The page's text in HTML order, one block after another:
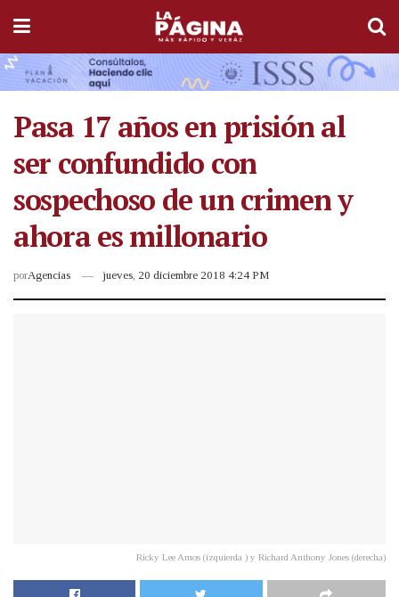
Pasa 17 años en prisión al
ser confundido con
sospechoso de un crimen y
ahora es millonario
porAgencias jueves, 20 diciembre 2018 4:24 PM
Ricky Lee Amos (izquierda ) y Richard Anthony Jones (derecha)